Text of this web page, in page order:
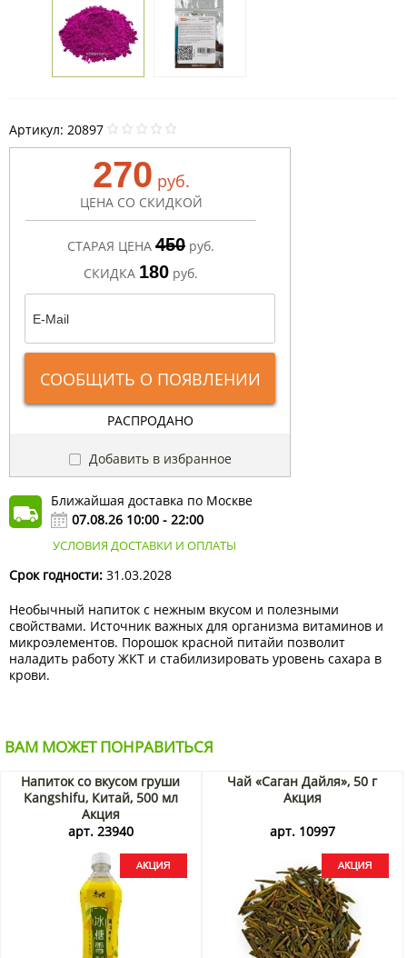
Артикул: 20897
270 руб.
ЦЕНА СО СКИДКОЙ
СТАРАЯ ЦЕНА 450 руб.
СКИДКА 180 руб.
СООБЩИТЬ О ПОЯВЛЕНИИ
РАСПРОДАНО
Добавить в избранное
Ближайшая доставка по Москве
07.08.26 10:00 - 22:00
УСЛОВИЯ ДОСТАВКИ И ОПЛАТЫ
Срок годности: 31.03.2028
Необычный напиток с нежным вкусом и полезными
свойствами. Источник важных для организма витаминов и
микроэлементов. Порошок красной питайи позволит
наладить работу ЖКТ и стабилизировать уровень сахара в
крови.
ВАМ МОЖЕТ ПОНРАВИТЬСЯ
Напиток со вкусом груши
Kangshifu, Китай, 500 мл
Акция
арт. 23940
Чай «Саган Дайля», 50 г
Акция
арт. 10997